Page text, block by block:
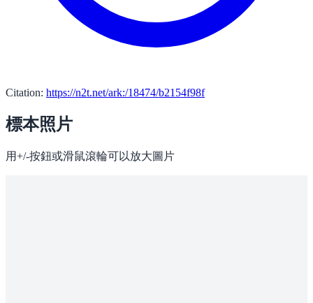
Citation: https://n2t.net/ark:/18474/b2154f98f
標本照片
用+/-按鈕或滑鼠滾輪可以放大圖片